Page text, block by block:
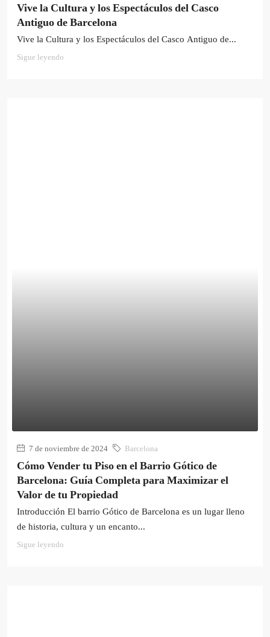
Vive la Cultura y los Espectáculos del Casco
Antiguo de Barcelona
Vive la Cultura y los Espectáculos del Casco Antiguo de...
Sigue leyendo
7 de noviembre de 2024 Barcelona
Cómo Vender tu Piso en el Barrio Gótico de
Barcelona: Guía Completa para Maximizar el
Valor de tu Propiedad
Introducción El barrio Gótico de Barcelona es un lugar lleno
de historia, cultura y un encanto...
Sigue leyendo